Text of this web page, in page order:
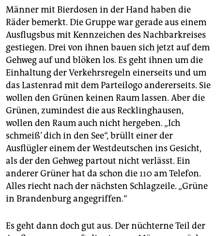
Männer mit Bierdosen in der Hand haben die
Räder bemerkt. Die Gruppe war gerade aus einem
Ausflugsbus mit Kennzeichen des Nachbarkreises
gestiegen. Drei von ihnen bauen sich jetzt auf dem
Gehweg auf und blöken los. Es geht ihnen um die
Einhaltung der Verkehrsregeln einerseits und um
das Lastenrad mit dem Parteilogo andererseits. Sie
wollen den Grünen keinen Raum lassen. Aber die
Grünen, zumindest die aus Recklinghausen,
wollen den Raum auch nicht hergeben. „Ich
schmeiß’ dich in den See“, brüllt einer der
Ausflügler einem der Westdeutschen ins Gesicht,
als der den Gehweg partout nicht verlässt. Ein
anderer Grüner hat da schon die 110 am Telefon.
Alles riecht nach der nächsten Schlagzeile. „Grüne
in Brandenburg angegriffen.“
Es geht dann doch gut aus. Der nüchterne Teil der